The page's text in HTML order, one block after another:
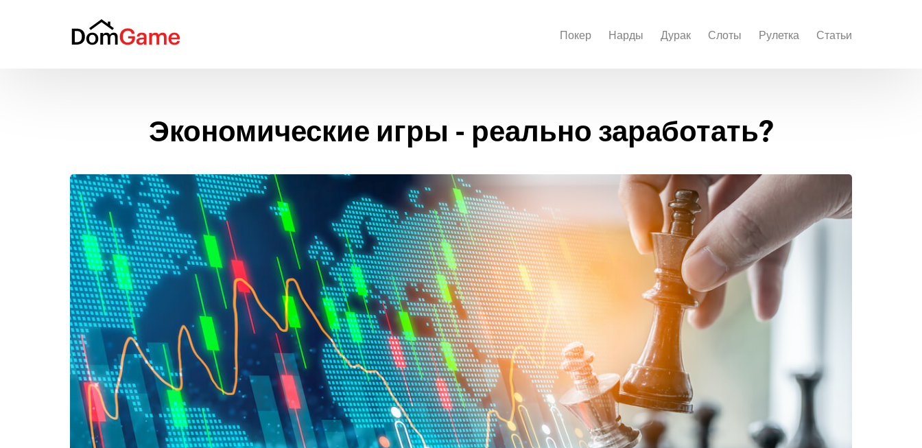
Покер Нарды Дурак Слоты Рулетка Статьи
Экономические игры - реально заработать?